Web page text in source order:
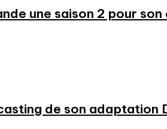
une saison 2 pour son
de son adaptation